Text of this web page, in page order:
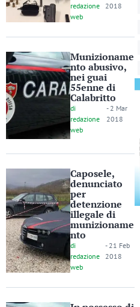
redazione
web
2018
Munizioname
nto abusivo,
nei guai
55enne di
Calabritto
di
redazione
web
- 2 Mar
2018
Caposele,
denunciato
per
detenzione
illegale di
munizioname
nto
di
redazione
web
- 21 Feb
2018